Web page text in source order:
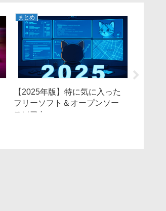
まとめ
【2025年版】特に気に入った
フリーソフト＆オープンソー
スソフト